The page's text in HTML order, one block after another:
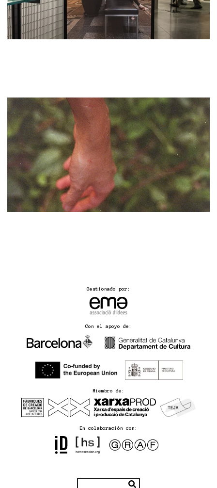
Gestionado por:
Con el apoyo de:
Miembro de:
En colaboración con: